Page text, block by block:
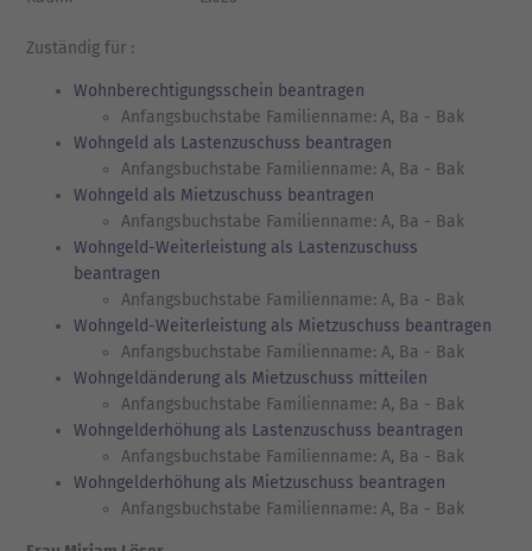
Zuständig für :
Wohnberechtigungsschein beantragen
Anfangsbuchstabe Familienname: A, Ba - Bak
Wohngeld als Lastenzuschuss beantragen
Anfangsbuchstabe Familienname: A, Ba - Bak
Wohngeld als Mietzuschuss beantragen
Anfangsbuchstabe Familienname: A, Ba - Bak
Wohngeld-Weiterleistung als Lastenzuschuss
beantragen
Anfangsbuchstabe Familienname: A, Ba - Bak
Wohngeld-Weiterleistung als Mietzuschuss beantragen
Anfangsbuchstabe Familienname: A, Ba - Bak
Wohngeldänderung als Mietzuschuss mitteilen
Anfangsbuchstabe Familienname: A, Ba - Bak
Wohngelderhöhung als Lastenzuschuss beantragen
Anfangsbuchstabe Familienname: A, Ba - Bak
Wohngelderhöhung als Mietzuschuss beantragen
Anfangsbuchstabe Familienname: A, Ba - Bak